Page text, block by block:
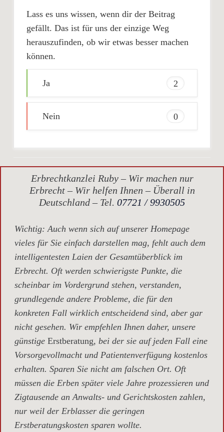
Lass es uns wissen, wenn dir der Beitrag
gefällt. Das ist für uns der einzige Weg
herauszufinden, ob wir etwas besser machen
können.
Ja 2
Nein 0
Erbrechtkanzlei Ruby – Wir machen nur
Erbrecht – Wir helfen Ihnen – Überall in
Deutschland – Tel. 07721 / 9930505
Wichtig: Auch wenn sich auf unserer Homepage
vieles für Sie einfach darstellen mag, fehlt auch dem
intelligentesten Laien der Gesamtüberblick im
Erbrecht. Oft werden schwierigste Punkte, die
scheinbar im Vordergrund stehen, verstanden,
grundlegende andere Probleme, die für den
konkreten Fall wirklich entscheidend sind, aber gar
nicht gesehen. Wir empfehlen Ihnen daher, unsere
günstige Erstberatung, bei der sie auf jeden Fall eine
Vorsorgevollmacht und Patientenverfügung kostenlos
erhalten. Sparen Sie nicht am falschen Ort. Oft
müssen die Erben später viele Jahre prozessieren und
Zigtausende an Anwalts- und Gerichtskosten zahlen,
nur weil der Erblasser die geringen
Erstberatungskosten sparen wollte.